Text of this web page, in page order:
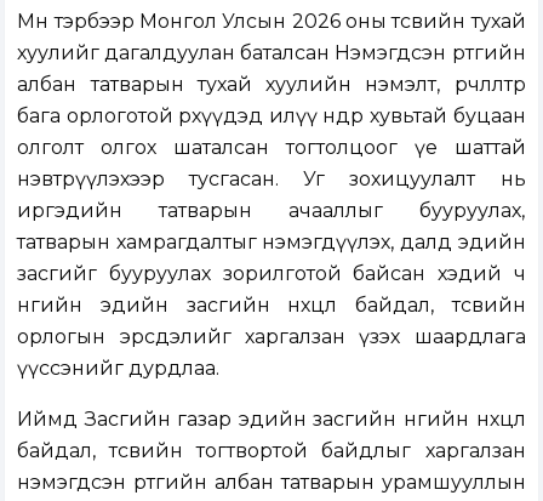
Мөн тэрбээр Монгол Улсын 2026 оны төсвийн тухай
хуулийг дагалдуулан баталсан Нэмэгдсэн өртгийн
албан татварын тухай хуулийн нэмэлт, өөрчлөлтөөр
бага орлоготой өрхүүдэд илүү өндөр хувьтай буцаан
олголт олгох шаталсан тогтолцоог үе шаттай
нэвтрүүлэхээр тусгасан. Уг зохицуулалт нь
иргэдийн татварын ачааллыг бууруулах,
татварын хамрагдалтыг нэмэгдүүлэх, далд эдийн
засгийг бууруулах зорилготой байсан хэдий ч
өнөөгийн эдийн засгийн нөхцөл байдал, төсвийн
орлогын эрсдэлийг харгалзан үзэх шаардлага
үүссэнийг дурдлаа.
Иймд Засгийн газар эдийн засгийн өнөөгийн нөхцөл
байдал, төсвийн тогтвортой байдлыг харгалзан
нэмэгдсэн өртгийн албан татварын урамшууллын